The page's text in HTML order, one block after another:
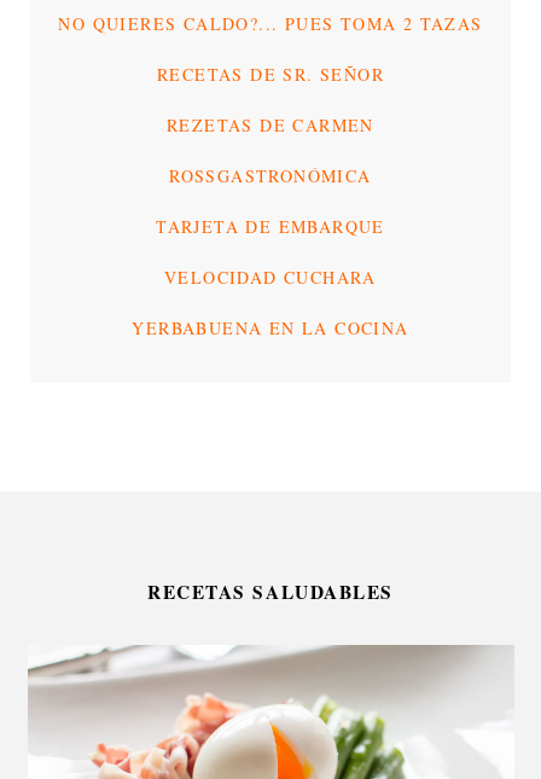
NO QUIERES CALDO?... PUES TOMA 2 TAZAS
RECETAS DE SR. SEÑOR
REZETAS DE CARMEN
ROSSGASTRONÓMICA
TARJETA DE EMBARQUE
VELOCIDAD CUCHARA
YERBABUENA EN LA COCINA
RECETAS SALUDABLES